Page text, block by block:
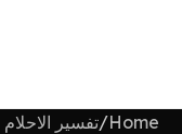
Home تفسير الاحلام